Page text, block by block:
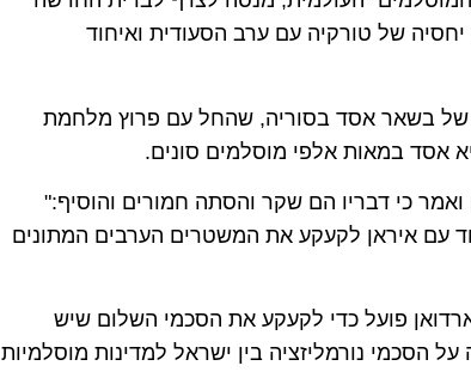
של טורקיה עם ערב הסעודית ואיחוד
בשאר אסד בסוריה, שהחל עם פרוץ מלחמת
כי דבריו הם שקר והסתה חמורים והוסיף:"
עם איראן לקעקע את המשטרים הערבים המתונים
ארדואן פועל כדי לקעקע את הסכמי השלום שיש
הסכמי נורמליזציה בין ישראל למדינות מוסלמיות